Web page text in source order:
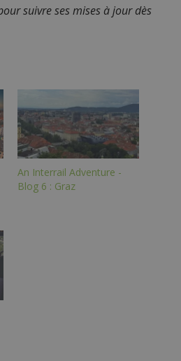
suivre ses mises à jour dès
An Interrail Adventure -
Blog 6 : Graz